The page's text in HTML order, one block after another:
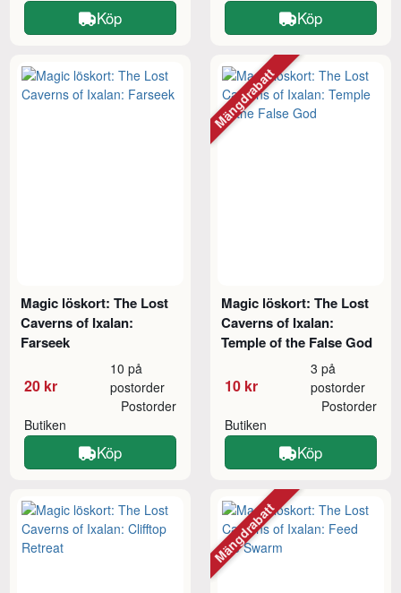
Köp Köp
Magic löskort: The Lost
Caverns of Ixalan:
Farseek
20 kr
10 på
postorder
Butiken
Postorder
Köp
Magic löskort: The Lost
Caverns of Ixalan:
Temple of the False God
10 kr
3 på
postorder
Butiken
Postorder
Köp
Mängdrabatt
Mängdrabatt